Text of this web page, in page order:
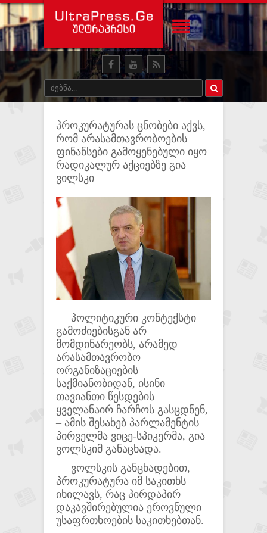
პროკურატურას ცნობები აქვს,
რომ არასამთავრობოების
ფინანსები გამოყენებული იყო
რადიკალურ აქციებზე გია
ვილსკი
პოლიტიკური კონტექსტი
გამოძიებისგან არ
მომდინარეობს, არამედ
არასამთავრობო
ორგანიზაციების
საქმიანობიდან, ისინი
თავიანთი წესდების
ყველანაირ ჩარჩოს გასცდნენ,
– ამის შესახებ პარლამენტის
პირველმა ვიცე-სპიკერმა, გია
ვოლსკიმ განაცხადა.
ვოლსკის განცხადებით,
პროკურატურა იმ საკითხს
იხილავს, რაც პირდაპირ
დაკავშირებულია ეროვნული
უსაფრთხოების საკითხებთან.